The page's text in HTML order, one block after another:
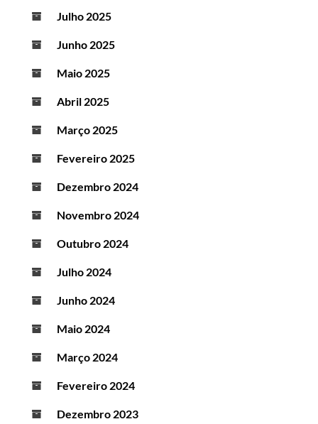
Julho 2025
Junho 2025
Maio 2025
Abril 2025
Março 2025
Fevereiro 2025
Dezembro 2024
Novembro 2024
Outubro 2024
Julho 2024
Junho 2024
Maio 2024
Março 2024
Fevereiro 2024
Dezembro 2023